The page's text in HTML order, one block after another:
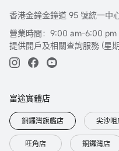
香港金鐘金鐘道 95 號統一中
營業時間：9:00 am-6:00
提供開戶及相關查詢服務 (星
富途實體店
銅鑼灣旗艦店 尖沙咀
旺角店 銅鑼灣店